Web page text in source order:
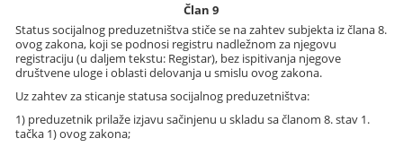
Član 9
Status socijalnog preduzetništva stiče se na zahtev subjekta iz člana 8.
ovog zakona, koji se podnosi registru nadležnom za njegovu
registraciju (u daljem tekstu: Registar), bez ispitivanja njegove
društvene uloge i oblasti delovanja u smislu ovog zakona.
Uz zahtev za sticanje statusa socijalnog preduzetništva:
1) preduzetnik prilaže izjavu sačinjenu u skladu sa članom 8. stav 1.
tačka 1) ovog zakona;